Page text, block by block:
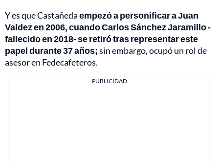
Y es que Castañedaempezó a personificar a Juan
Valdez en 2006, cuando Carlos Sánchez Jaramillo -
fallecido en 2018- se retiró tras representar este
papel durante 37 años;sin embargo, ocupó un rol de
asesor en Fedecafeteros.
PUBLICIDAD